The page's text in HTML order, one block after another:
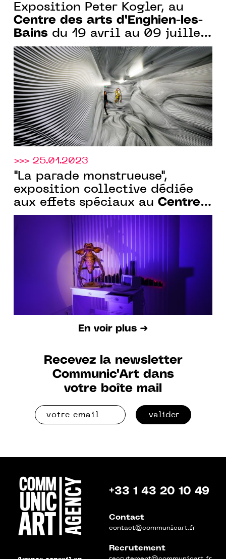
Exposition Peter Kogler, au
Centre des arts d'Enghien-les-
Bains du 19 avril au 09 juillet
2023
>>> 25.01.2023
"La parade monstrueuse",
exposition collective dédiée
aux effets spéciaux au Centre
des arts d'Enghien-les-Bains,
jusqu’au 26 mars 2023
En voir plus ➜
Recevez la newsletter
Communic'Art dans
votre boîte mail
valider
+33 1 43 20 10 49
Contact
contact@communicart.fr
Recrutement